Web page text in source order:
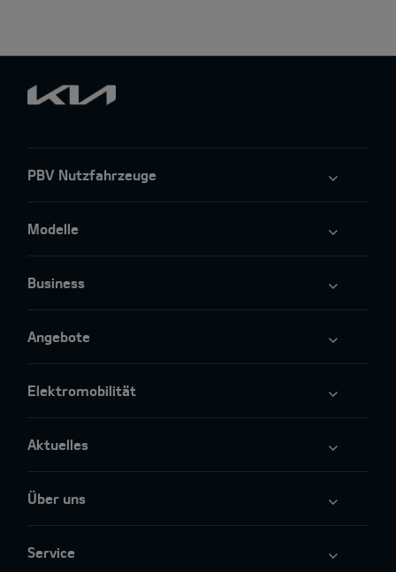
PBV Nutzfahrzeuge
Modelle
Business
Angebote
Elektromobilität
Aktuelles
Über uns
Service